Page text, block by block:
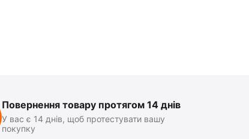
Повернення товару протягом 14 днів
У вас є 14 днів, щоб протестувати вашу
покупку